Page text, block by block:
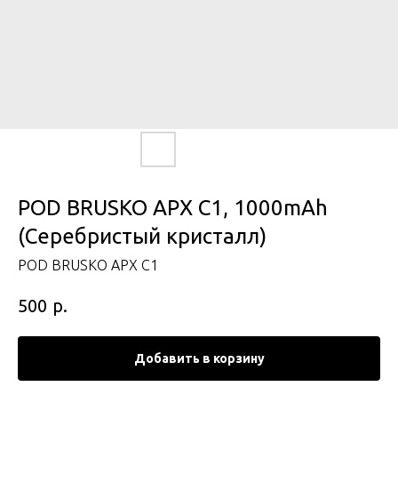
POD BRUSKO APX C1, 1000mAh
(Серебристый кристалл)
POD BRUSKO APX C1
500 р.
Добавить в корзину